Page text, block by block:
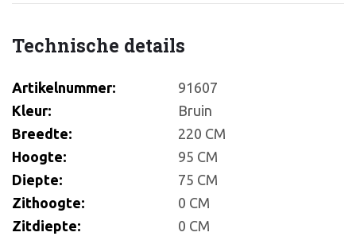
Technische details
Artikelnummer:
91607
Kleur:
Bruin
Breedte:
220 CM
Hoogte:
95 CM
Diepte:
75 CM
Zithoogte:
0 CM
Zitdiepte:
0 CM